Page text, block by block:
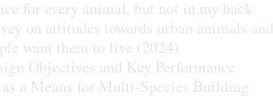
for every animal, but not in my back
on attitudes towards urban animals and
want them to live (2024)
Objectives and Key Performance
a Means for Multi-Species Building